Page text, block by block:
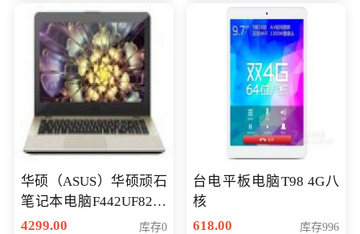
华硕（ASUS）华硕顽石
笔记本电脑F442UF8250
八代独显轻薄办公商务
4299.00 库存0
台电平板电脑T98 4G八
核
618.00
库存996